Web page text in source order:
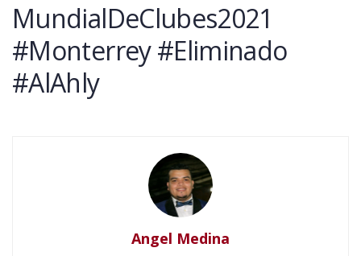
MundialDeClubes2021
#Monterrey #Eliminado
#AlAhly
Angel Medina